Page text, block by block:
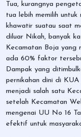
Tua, kurangnya
tua lebih memilih untuk
khawatir suatau saat
diluar Nikah, banyak
Kecamatan Boja yang
ada 60% faktor
Dampak yang
pernikahan dini di
menjadi salah satu
setelah Kecamatan
mengenai UU No 16
efektif untuk